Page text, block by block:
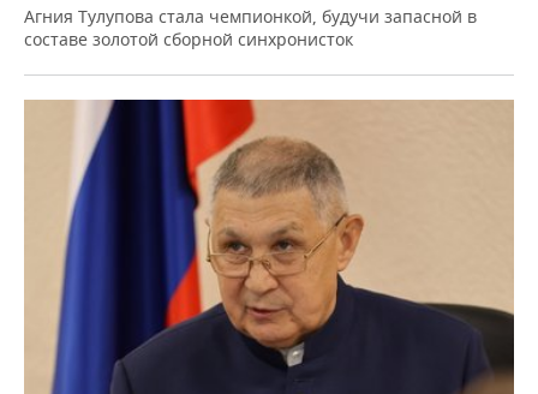
Агния Тулупова стала чемпионкой, будучи запасной в
составе золотой сборной синхронисток